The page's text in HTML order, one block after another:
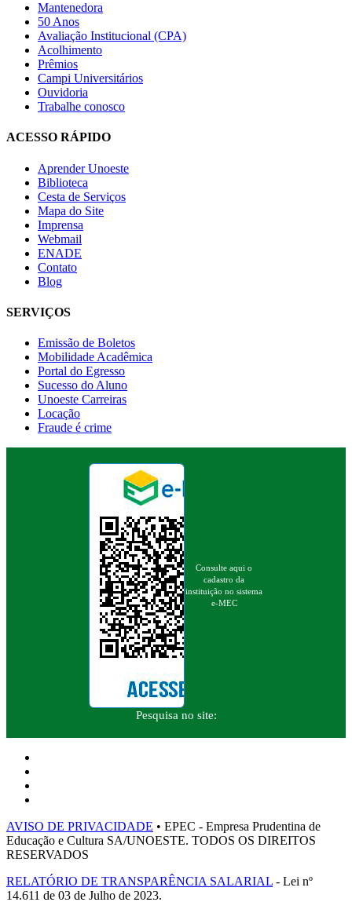
Mantenedora
50 Anos
Avaliação Institucional (CPA)
Acolhimento
Prêmios
Campi Universitários
Ouvidoria
Trabalhe conosco
ACESSO RÁPIDO
Aprender Unoeste
Biblioteca
Cesta de Serviços
Mapa do Site
Imprensa
Webmail
ENADE
Contato
Blog
SERVIÇOS
Emissão de Boletos
Mobilidade Acadêmica
Portal do Egresso
Sucesso do Aluno
Unoeste Carreiras
Locação
Fraude é crime
Consulte aqui o
cadastro da
instituição no sistema
e-MEC
Pesquisa no site:
AVISO DE PRIVACIDADE • EPEC - Empresa Prudentina de
Educação e Cultura SA/UNOESTE. TODOS OS DIREITOS
RESERVADOS
RELATÓRIO DE TRANSPARÊNCIA SALARIAL - Lei nº
14.611 de 03 de Julho de 2023.